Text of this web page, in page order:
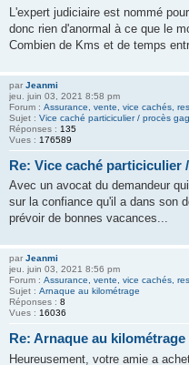
L'expert judiciaire est nommé
donc rien d'anormal à ce que le
Combien de Kms et de temps
par Jeanmi
jeu. juin 03, 2021 8:58 pm
Forum : Assurance, vente, vice cachés,
Sujet : Vice caché particiculier / procès
Réponses : 135
Vues : 176589
Re: Vice caché particiculier
Avec un avocat du demandeur
sur la confiance qu'il a dans son
prévoir de bonnes vacances...
par Jeanmi
jeu. juin 03, 2021 8:56 pm
Forum : Assurance, vente, vice cachés,
Sujet : Arnaque au kilométrage
Réponses : 8
Vues : 16036
Re: Arnaque au kilométrage
Heureusement, votre amie a